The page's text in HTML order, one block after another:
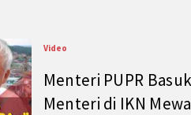
Video
Menteri PUPR
Menteri di IKN